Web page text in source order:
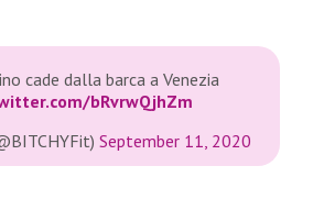
cade dalla barca a Venezia
bRvrwQjhZm
September 11, 2020